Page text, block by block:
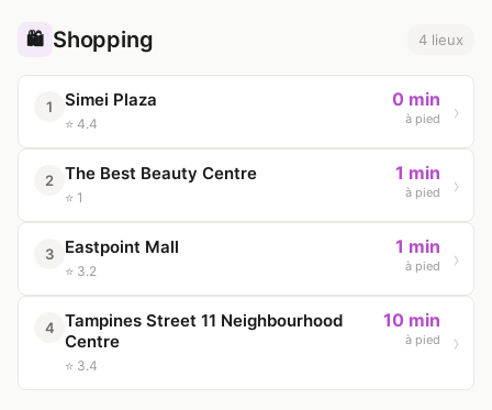
🛍️ Shopping 4 lieux
1 Simei Plaza
⭐ 4.4
0 min
à pied
2 The Best Beauty Centre
⭐ 1
1 min
à pied
3 Eastpoint Mall
⭐ 3.2
1 min
à pied
4
Tampines Street 11 Neighbourhood
Centre
⭐ 3.4
10 min
à pied